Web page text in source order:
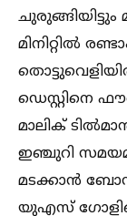
ചുരുങ്ങിയിട്ടും
മിനിറ്റില്‍
ഡെസ്റ്റിനെ
മാലിക്
ഇഞ്ചുറി
മടക്കാന്‍
യുഎസ്